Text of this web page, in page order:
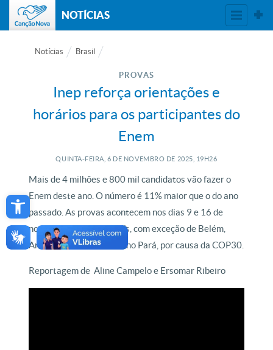
Open toolbar
NOTÍCIAS
Notícias Brasil
PROVAS
Inep reforça orientações e
horários para os participantes do
Enem
QUINTA-FEIRA, 6 DE NOVEMBRO DE 2025, 19H26
Mais de 4 milhões e 800 mil candidatos vão fazer o
Enem deste ano. O número é 11% maior que o do ano
passado. As provas acontecem nos dias 9 e 16 de
novembro, em todo o país, com exceção de Belém,
Ananindeua e Marituba, no Pará, por causa da COP30.
Reportagem de Aline Campelo e Ersomar Ribeiro